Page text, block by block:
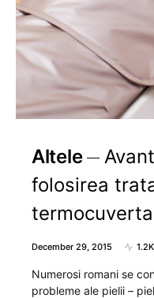
Altele
folosirea
termocuverta
December 29, 2015
Numerosi romani se
probleme ale pielii –